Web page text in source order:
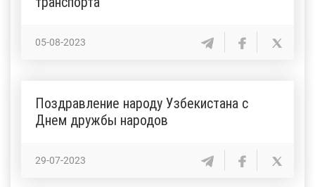
05-08-2023
Поздравление народу Узбекистана с
Днем дружбы народов
29-07-2023